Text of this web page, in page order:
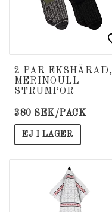
2 PAR EKSHÄRAD,
MERINOULL
STRUMPOR
380 SEK/PACK
EJ I LAGER